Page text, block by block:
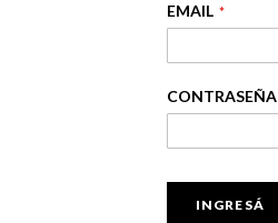
EMAIL
CONTRASEÑA
INGRESÁ